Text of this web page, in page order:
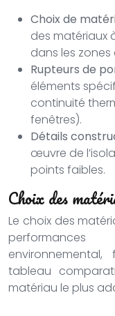
Choix de
des matériaux
dans les zones
Rupteurs de
éléments
continuité
fenêtres).
Détails
œuvre de
points faibles.
Choix des
Le choix des
tableau
matériau le plus